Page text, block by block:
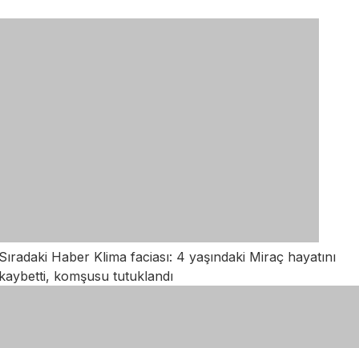
Haber Klima faciası: 4 yaşındaki Miraç hayatını
komşusu tutuklandı